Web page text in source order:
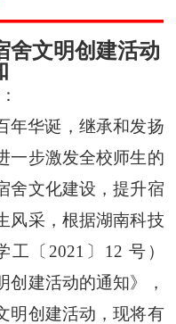
舍文明创建活动
年华诞，继承和发扬
一步激发全校师生的
舍文化建设，提升宿
风采，根据湖南科技
工〔2021〕12 号 ）
创建活动的通知》，
明创建活动，现将有